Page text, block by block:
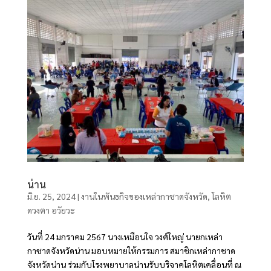
น่าน
มิ.ย. 25, 2024| งานในพันธกิจของเหล่ากาชาดจังหวัด,โลหิต
ดวงตา อวัยวะ
วันที่ 24 มกราคม 2567 นางเหมือนใจ วงศ์ใหญ่ นายกเหล่า
กาชาดจังหวัดน่าน มอบหมายให้กรรมการ สมาชิกเหล่ากาชาด
จังหวัดน่าน ร่วมกับโรงพยาบาลน่านรับบริจาคโลหิตเคลื่อนที่ ณ